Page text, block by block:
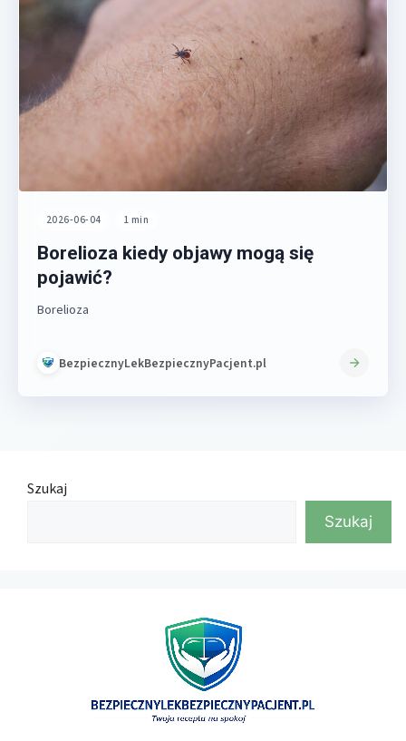
2026-06-04 1 min
Borelioza kiedy objawy mogą się
pojawić?
Borelioza
BezpiecznyLekBezpiecznyPacjent.pl
Szukaj
Szukaj